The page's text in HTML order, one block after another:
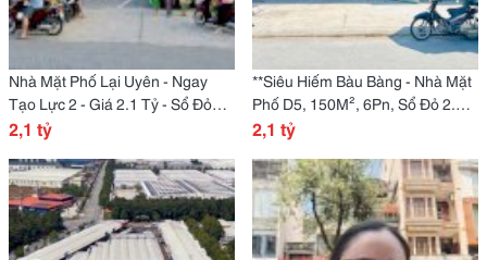
Nhà Mặt Phố Lại Uyên - Ngay
Tạo Lực 2 - Giá 2.1 Tỷ - Sổ Đỏ
150M2 - 6Pn - 30X5M - Chỉ Còn 1
2,1 tỷ
**Siêu Hiếm Bàu Bàng - Nhà Mặt
Phố D5, 150M², 6Pn, Sổ Đỏ 2.1
Tỷ - Chốt Nhanh Kẻo Hết! **
2,1 tỷ